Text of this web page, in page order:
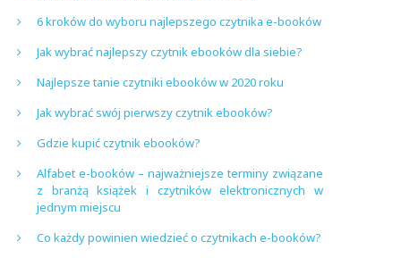
6 kroków do wyboru najlepszego czytnika e-booków
Jak wybrać najlepszy czytnik ebooków dla siebie?
Najlepsze tanie czytniki ebooków w 2020 roku
Jak wybrać swój pierwszy czytnik ebooków?
Gdzie kupić czytnik ebooków?
Alfabet e-booków – najważniejsze terminy związane
z branżą książek i czytników elektronicznych w
jednym miejscu
Co każdy powinien wiedzieć o czytnikach e-booków?